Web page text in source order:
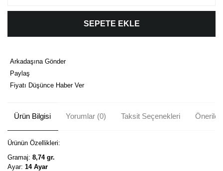
SEPETE EKLE
Arkadaşına Gönder
Paylaş
Fiyatı Düşünce Haber Ver
Ürün Bilgisi Yorumlar (0) Taksit Seçenekleri
Ürünün Özellikleri:
Gramaj: 8,74 gr.
Ayar: 14 Ayar